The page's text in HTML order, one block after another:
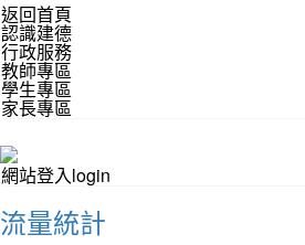
返回首頁
認識建德
行政服務
教師專區
學生專區
家長專區
網站登入login
流量統計